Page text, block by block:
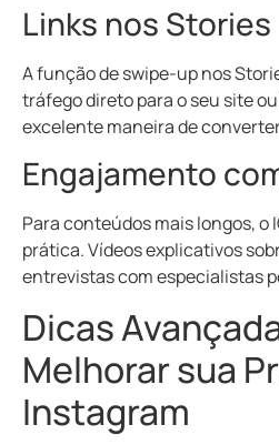
Links nos Stories
A função deswipe-upnos
tráfego direto para o seu site
excelente maneira de
Engajamento
Para conteúdos mais longos, o
prática. Vídeos explicativos
entrevistas com especialistas
Dicas
Melhorar sua
Instagram